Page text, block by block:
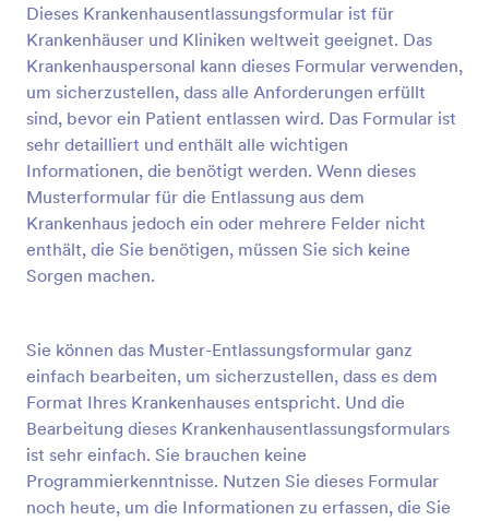
Dieses Krankenhausentlassungsformular ist für
Krankenhäuser und Kliniken weltweit geeignet. Das
Krankenhauspersonal kann dieses Formular verwenden,
um sicherzustellen, dass alle Anforderungen erfüllt
sind, bevor ein Patient entlassen wird. Das Formular ist
sehr detailliert und enthält alle wichtigen
Informationen, die benötigt werden. Wenn dieses
Musterformular für die Entlassung aus dem
Krankenhaus jedoch ein oder mehrere Felder nicht
enthält, die Sie benötigen, müssen Sie sich keine
Sorgen machen.
Sie können das Muster-Entlassungsformular ganz
einfach bearbeiten, um sicherzustellen, dass es dem
Format Ihres Krankenhauses entspricht. Und die
Bearbeitung dieses Krankenhausentlassungsformulars
ist sehr einfach. Sie brauchen keine
Programmierkenntnisse. Nutzen Sie dieses Formular
noch heute, um die Informationen zu erfassen, die Sie
Vorschau